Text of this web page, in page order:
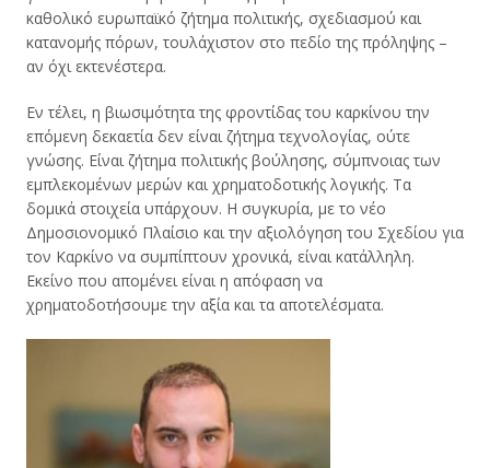
καθολικό ευρωπαϊκό ζήτημα πολιτικής, σχεδιασμού και
κατανομής πόρων, τουλάχιστον στο πεδίο της πρόληψης –
αν όχι εκτενέστερα.
Εν τέλει, η βιωσιμότητα της φροντίδας του καρκίνου την
επόμενη δεκαετία δεν είναι ζήτημα τεχνολογίας, ούτε
γνώσης. Είναι ζήτημα πολιτικής βούλησης, σύμπνοιας των
εμπλεκομένων μερών και χρηματοδοτικής λογικής. Τα
δομικά στοιχεία υπάρχουν. Η συγκυρία, με το νέο
Δημοσιονομικό Πλαίσιο και την αξιολόγηση του Σχεδίου για
τον Καρκίνο να συμπίπτουν χρονικά, είναι κατάλληλη.
Εκείνο που απομένει είναι η απόφαση να
χρηματοδοτήσουμε την αξία και τα αποτελέσματα.